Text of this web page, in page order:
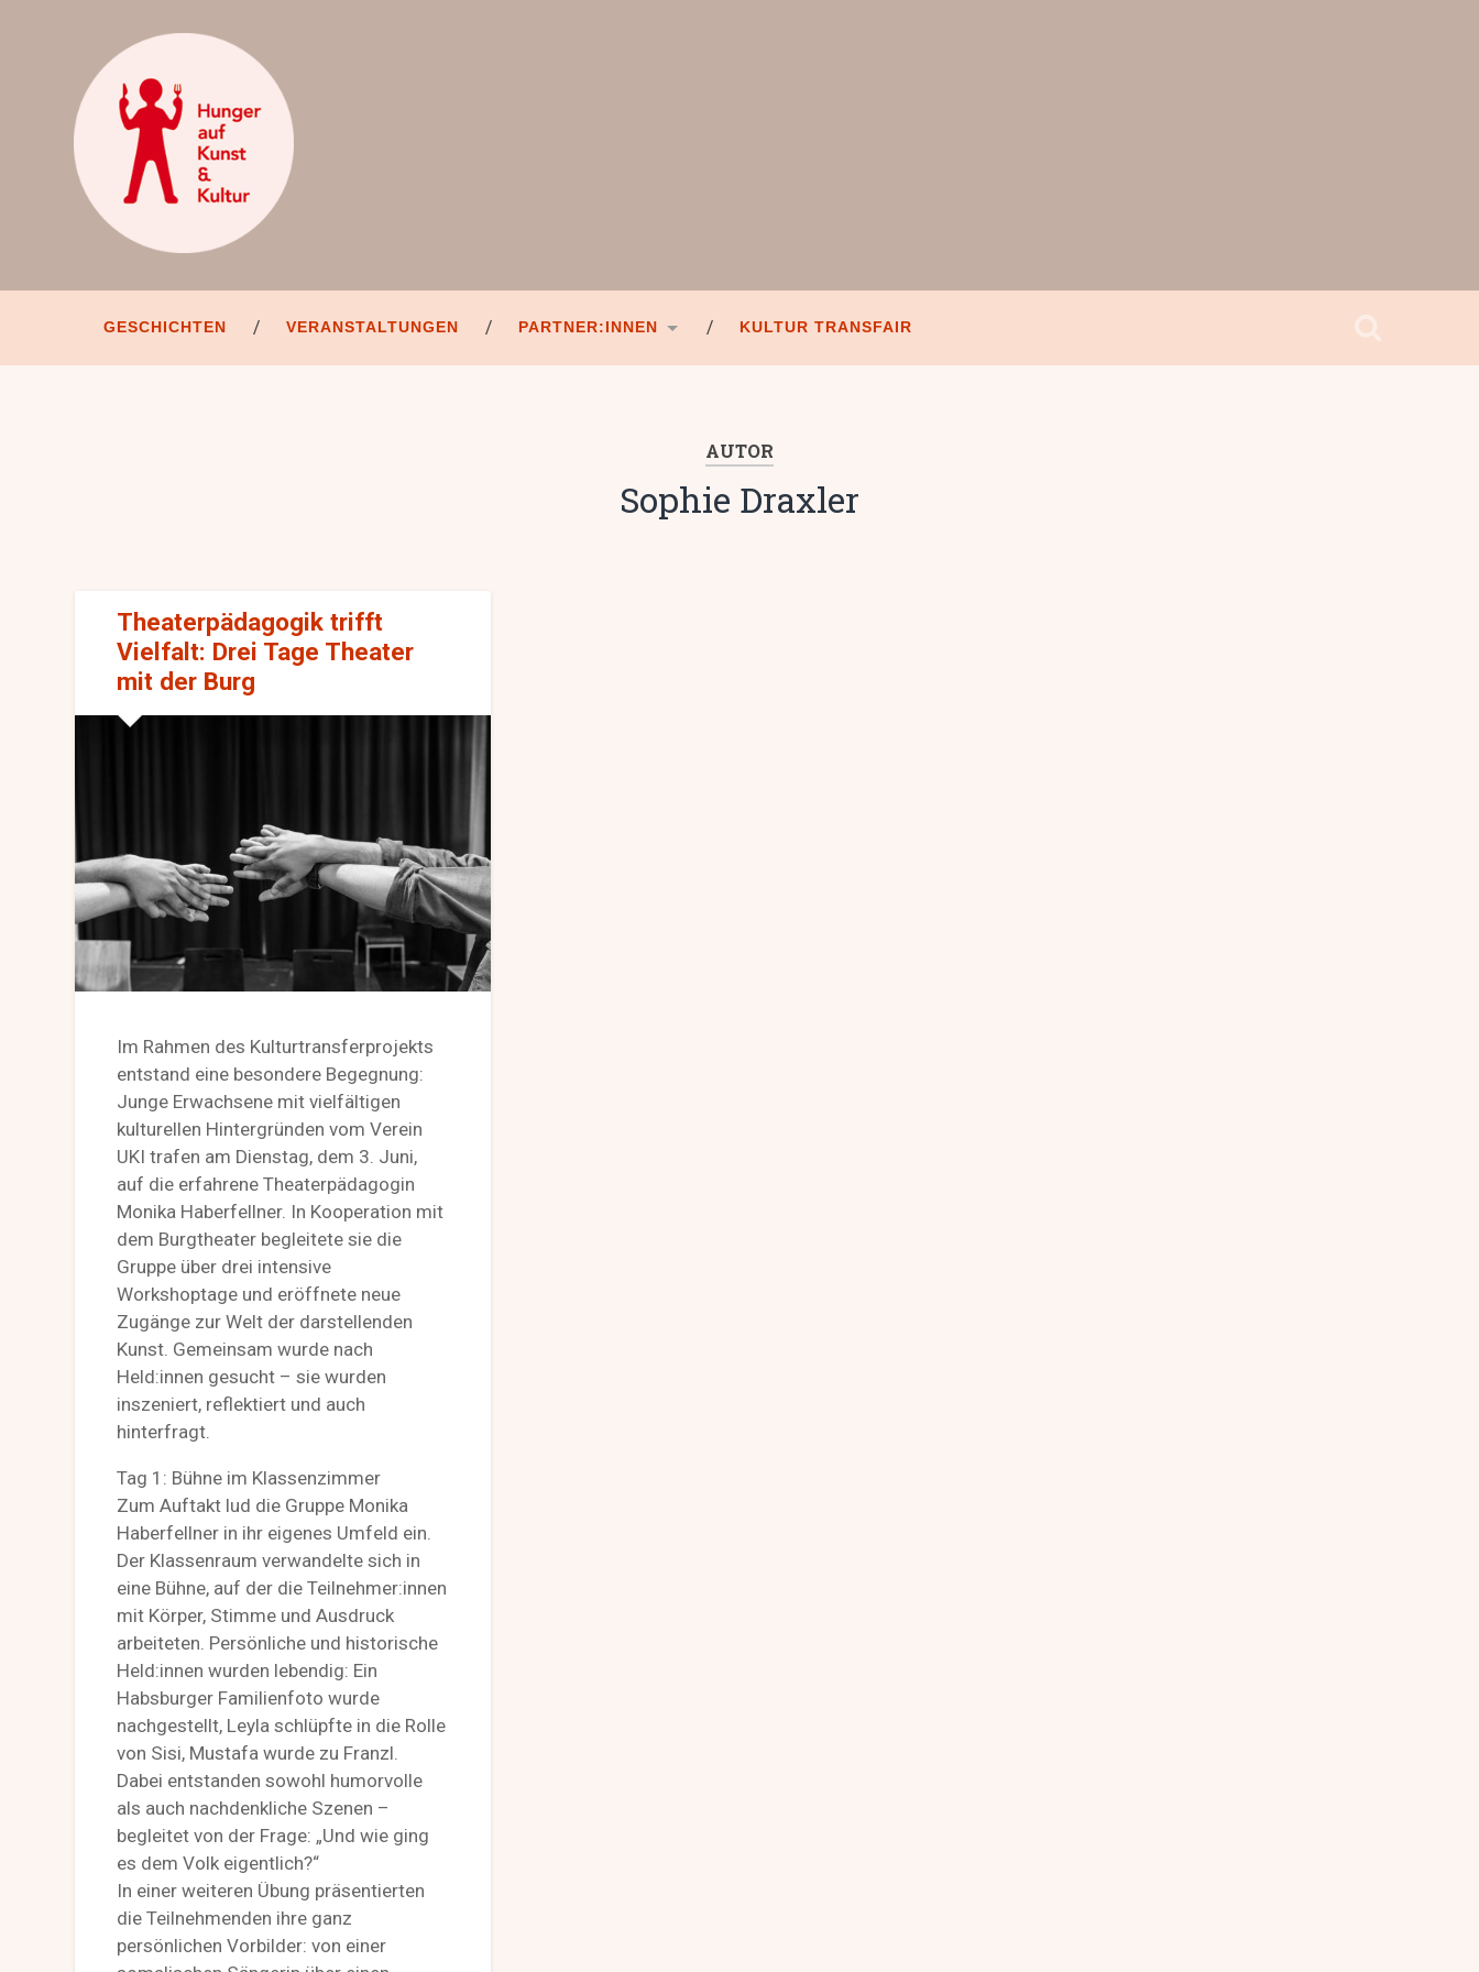
GESCHICHTEN VERANSTALTUNGEN PARTNER:INNEN KULTUR TRANSFAIR
AUTOR
Sophie Draxler
Theaterpädagogik trifft
Vielfalt: Drei Tage Theater
mit der Burg
Im Rahmen des Kulturtransferprojekts
entstand eine besondere Begegnung:
Junge Erwachsene mit vielfältigen
kulturellen Hintergründen vom Verein
UKI trafen am Dienstag, dem 3. Juni,
auf die erfahrene Theaterpädagogin
Monika Haberfellner. In Kooperation mit
dem Burgtheater begleitete sie die
Gruppe über drei intensive
Workshoptage und eröffnete neue
Zugänge zur Welt der darstellenden
Kunst. Gemeinsam wurde nach
Held:innen gesucht – sie wurden
inszeniert, reflektiert und auch
hinterfragt.
Tag 1: Bühne im Klassenzimmer
Zum Auftakt lud die Gruppe Monika
Haberfellner in ihr eigenes Umfeld ein.
Der Klassenraum verwandelte sich in
eine Bühne, auf der die Teilnehmer:innen
mit Körper, Stimme und Ausdruck
arbeiteten. Persönliche und historische
Held:innen wurden lebendig: Ein
Habsburger Familienfoto wurde
nachgestellt, Leyla schlüpfte in die Rolle
von Sisi, Mustafa wurde zu Franzl.
Dabei entstanden sowohl humorvolle
als auch nachdenkliche Szenen –
begleitet von der Frage: „Und wie ging
es dem Volk eigentlich?“
In einer weiteren Übung präsentierten
die Teilnehmenden ihre ganz
persönlichen Vorbilder: von einer